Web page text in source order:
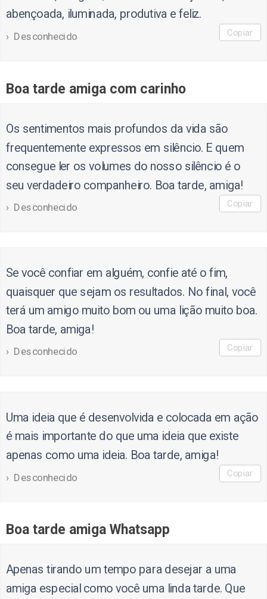
abençoada, iluminada, produtiva e feliz.
Desconhecido Copiar
Boa tarde amiga com carinho
Os sentimentos mais profundos da vida são
frequentemente expressos em silêncio. E quem
consegue ler os volumes do nosso silêncio é o
seu verdadeiro companheiro. Boa tarde, amiga!
Desconhecido Copiar
Se você confiar em alguém, confie até o fim,
quaisquer que sejam os resultados. No final, você
terá um amigo muito bom ou uma lição muito boa.
Boa tarde, amiga!
Desconhecido Copiar
Uma ideia que é desenvolvida e colocada em ação
é mais importante do que uma ideia que existe
apenas como uma ideia. Boa tarde, amiga!
Desconhecido Copiar
Boa tarde amiga Whatsapp
Apenas tirando um tempo para desejar a uma
amiga especial como você uma linda tarde. Que